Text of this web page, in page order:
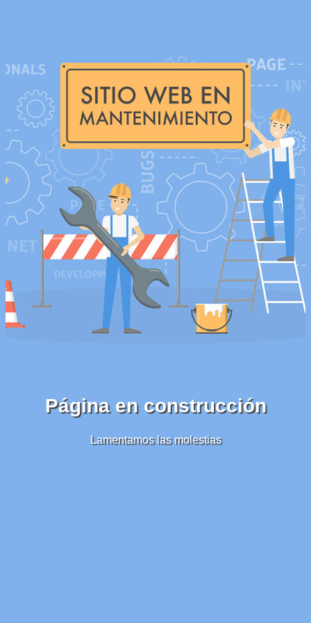
Página en construcción
Lamentamos las molestias